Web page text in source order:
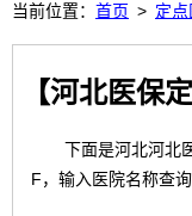
当前位置： 首页 > 定
【河北医保
下面是河北河北
F，输入医院名称查询